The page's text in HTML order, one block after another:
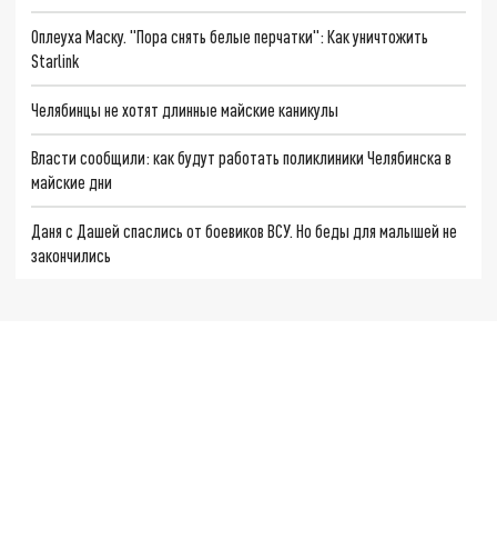
Оплеуха Маску. "Пора снять белые перчатки": Как уничтожить
Starlink
Челябинцы не хотят длинные майские каникулы
Власти сообщили: как будут работать поликлиники Челябинска в
майские дни
Даня с Дашей спаслись от боевиков ВСУ. Но беды для малышей не
закончились